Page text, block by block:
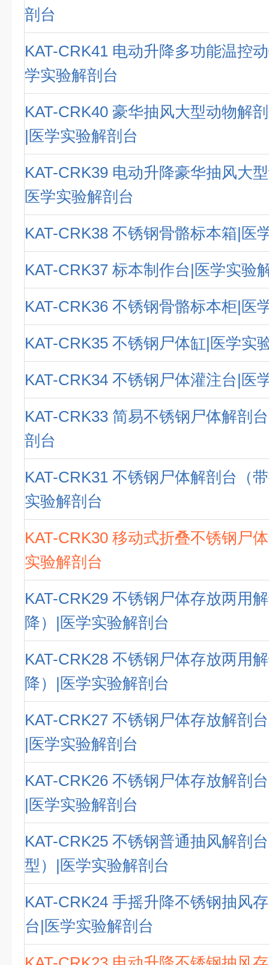
剖台
KAT-CRK41 电动升降多功能温控
学实验解剖台
KAT-CRK40 豪华抽风大型动物解
|医学实验解剖台
KAT-CRK39 电动升降豪华抽风大
医学实验解剖台
KAT-CRK38 不锈钢骨骼标本箱|医
KAT-CRK37 标本制作台|医学实验
KAT-CRK36 不锈钢骨骼标本柜|医
KAT-CRK35 不锈钢尸体缸|医学实
KAT-CRK34 不锈钢尸体灌注台|医
KAT-CRK33 简易不锈钢尸体解剖
剖台
KAT-CRK31 不锈钢尸体解剖台（
实验解剖台
KAT-CRK30 移动式折叠不锈钢尸
实验解剖台
KAT-CRK29 不锈钢尸体存放两用
降）|医学实验解剖台
KAT-CRK28 不锈钢尸体存放两用
降）|医学实验解剖台
KAT-CRK27 不锈钢尸体存放解剖
|医学实验解剖台
KAT-CRK26 不锈钢尸体存放解剖
|医学实验解剖台
KAT-CRK25 不锈钢普通抽风解剖
型）|医学实验解剖台
KAT-CRK24 手摇升降不锈钢抽风
台|医学实验解剖台